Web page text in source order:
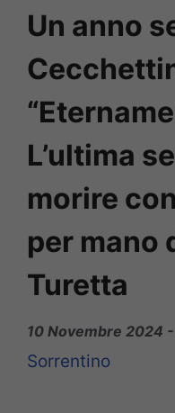
Un anno
L’ultima
morire
per mano
Turetta
10 Novembre 2024 -
Sorrentino